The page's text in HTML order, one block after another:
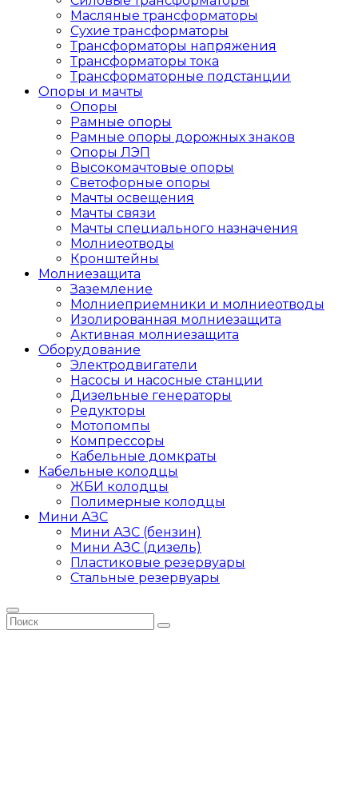
Масляные трансформаторы
Сухие трансформаторы
Трансформаторы напряжения
Трансформаторы тока
Трансформаторные подстанции
Опоры и мачты
Опоры
Рамные опоры
Рамные опоры дорожных знаков
Опоры ЛЭП
Высокомачтовые опоры
Светофорные опоры
Мачты освещения
Мачты связи
Мачты специального назначения
Молниеотводы
Кронштейны
Молниезащита
Заземление
Молниеприемники и молниеотводы
Изолированная молниезащита
Активная молниезащита
Оборудование
Электродвигатели
Насосы и насосные станции
Дизельные генераторы
Редукторы
Мотопомпы
Компрессоры
Кабельные домкраты
Кабельные колодцы
ЖБИ колодцы
Полимерные колодцы
Мини АЗС
Мини АЗС (бензин)
Мини АЗС (дизель)
Пластиковые резервуары
Стальные резервуары